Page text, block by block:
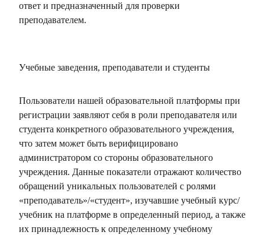
ответ и предназначенный для проверки
преподавателем.
Учебные заведения, преподаватели и студенты
Пользователи нашей образовательной платформы при
регистрации заявляют себя в роли преподавателя или
студента конкретного образовательного учреждения,
что затем может быть верифицировано
администратором со стороны образовательного
учреждения. Данные показатели отражают количество
обращений уникальных пользователей с ролями
«преподаватель»/«студент», изучавшие учебный курс/
учебник на платформе в определенный период, а также
их принадлежность к определенному учебному